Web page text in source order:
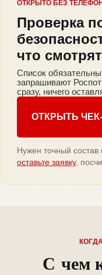
ОТКРЫТО БЕЗ
Проверка
что смотрят
Список
запрашивают
сразу, ничего
ОТКРЫТЬ
Нужен точный
оставьте заявку,
С чем